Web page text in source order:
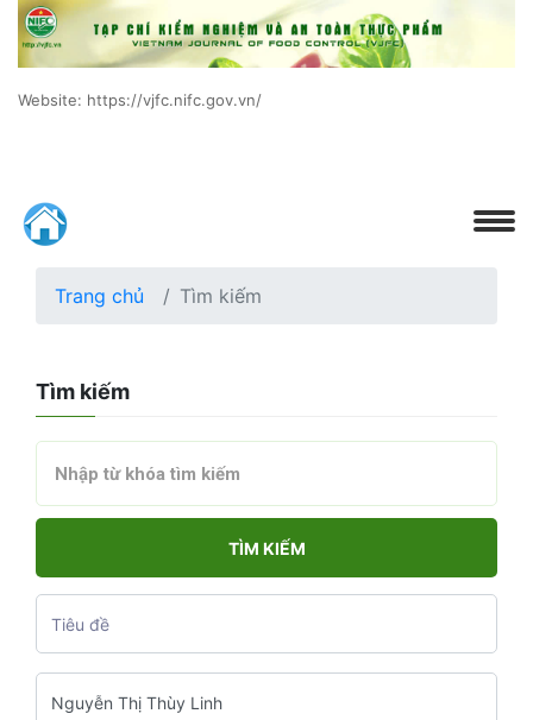
Website: https://vjfc.nifc.gov.vn/
Trang chủ Tìm kiếm
Tìm kiếm
TÌM KIẾM